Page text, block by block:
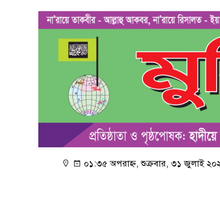
০১:৩৫ অপরাহ্ন, শুক্রবার, ৩১ জুলাই